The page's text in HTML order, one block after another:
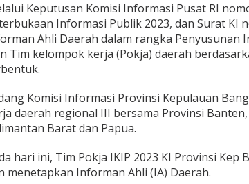
n
f
o
r
m
i
A
h
D
a
Keputusan Komisi Informasi Pusat RI
Informasi Publik 2023, dan Surat KI
Ahli Daerah dalam rangka Penyusunan
Tim kelompok kerja (Pokja) daerah
Komisi Informasi Provinsi Kepulauan
daerah regional III bersama Provinsi
Barat dan Papua.
hari ini, Tim Pokja IKIP 2023 KI Provinsi
menetapkan Informan Ahli (IA) Daerah.